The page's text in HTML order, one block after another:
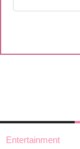
Entertainment